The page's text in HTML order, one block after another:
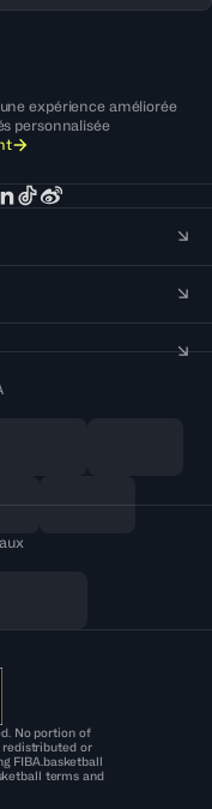
expérience améliorée
personnalisée
No portion of
redistributed or
FIBA.basketball
terms and